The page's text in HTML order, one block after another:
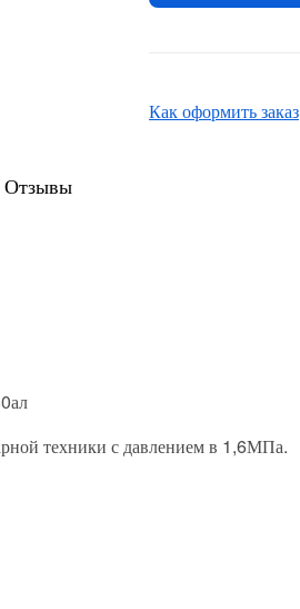
Как оформить заказ
Отзывы
техники с давлением в 1,6МПа.